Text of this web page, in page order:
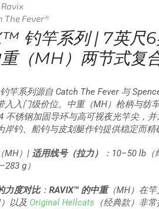
Ravix
The Fever®
钓竿系列 | 7英尺
（MH）两节式复
竿系列源自 Catch The Fever 与
入入门级价位。中重（MH）枪柄与纺
不锈钢加固导环与高可视夜光竿尖，
岸钓、船钓与皮划艇作钓提供稳定而精
MH）| 适用线号（拉力） ：10–50 lb
g）
力度对比：RAVIX™ 的中重（MH）在竿
以及 Original Hellcats （经典款）非